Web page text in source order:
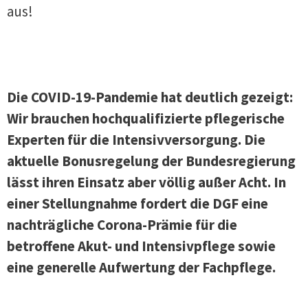
aus!
Die COVID-19-Pandemie hat deutlich gezeigt:
Wir brauchen hochqualifizierte pflegerische
Experten für die Intensivversorgung. Die
aktuelle Bonusregelung der Bundesregierung
lässt ihren Einsatz aber völlig außer Acht. In
einer Stellungnahme fordert die DGF eine
nachträgliche Corona-Prämie für die
betroffene Akut- und Intensivpflege sowie
eine generelle Aufwertung der Fachpflege.